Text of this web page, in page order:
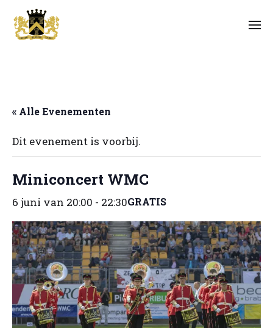
« Alle Evenementen
Dit evenement is voorbij.
Miniconcert WMC
6 juni van 20:00 - 22:30GRATIS